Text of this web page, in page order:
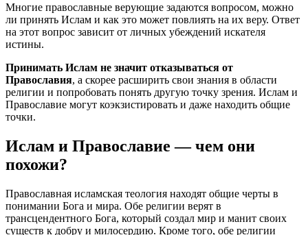
Многие православные верующие задаются вопросом, можно
ли принять Ислам и как это может повлиять на их веру. Ответ
на этот вопрос зависит от личных убеждений искателя
истины.
Принимать Ислам не значит отказываться от
Православия, а скорее расширить свои знания в области
религии и попробовать понять другую точку зрения. Ислам и
Православие могут коэкзистировать и даже находить общие
точки.
Ислам и Православие — чем они
похожи?
Православная исламская теология находят общие черты в
понимании Бога и мира. Обе религии верят в
трансцендентного Бога, который создал мир и манит своих
существ к добру и милосердию. Кроме того, обе религии